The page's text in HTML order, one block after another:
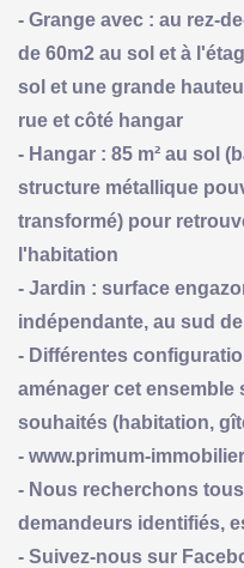
- Grange avec : au rez-
de 60m2 au sol et à
sol et une grande
rue et côté hangar
- Hangar : 85 m² au sol
structure métallique
transformé) pour
l'habitation
- Jardin : surface
indépendante, au sud
- Différentes
aménager cet
souhaités (habitation,
- www.primum-
- Nous recherchons
demandeurs identifiés,
- Suivez-nous sur